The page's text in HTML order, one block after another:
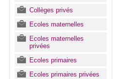
Collèges privés
Ecoles maternelles
Ecoles maternelles
privées
Ecoles primaires
Ecoles primaires privées